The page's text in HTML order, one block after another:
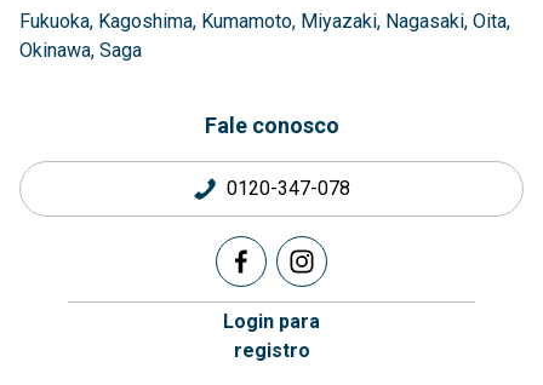
Fukuoka Kagoshima Kumamoto Miyazaki Nagasaki Oita
Okinawa Saga
Fale conosco
0120-347-078
Login para
registro